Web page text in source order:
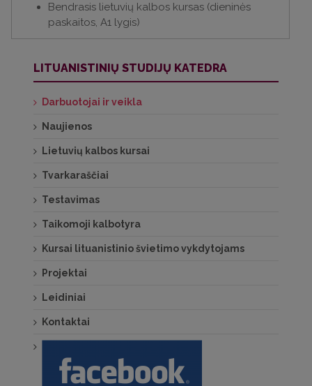
Bendrasis lietuvių kalbos kursas (dieninės
paskaitos, A1 lygis)
LITUANISTINIŲ STUDIJŲ KATEDRA
Darbuotojai ir veikla
Naujienos
Lietuvių kalbos kursai
Tvarkaraščiai
Testavimas
Taikomoji kalbotyra
Kursai lituanistinio švietimo vykdytojams
Projektai
Leidiniai
Kontaktai